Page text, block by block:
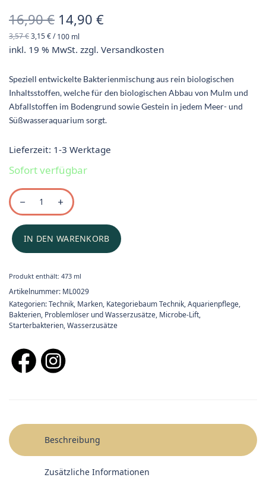
16,90€ Ursprünglicher
Preis war:
14,90€
3,57€3,15€/100 ml
inkl. 19 % MwSt. zzgl.Versandkosten
Speziell entwickelte Bakterienmischung aus rein biologischen
Inhaltsstoffen, welche für den biologischen Abbau von Mulm und
Abfallstoffen im Bodengrund sowie Gestein in jedem Meer- und
Süßwasseraquarium sorgt.
Lieferzeit: 1-3 Werktage
Sofort verfügbar
IN DEN WARENKORB
Produkt enthält: 473 ml
Artikelnummer: ML0029
Kategorien:Technik, Marken, Kategoriebaum Technik,Aquarienpflege,
Bakterien, Problemlöser und Wasserzusätze, Microbe-Lift,
Starterbakterien, Wasserzusätze
Beschreibung
Zusätzliche Informationen